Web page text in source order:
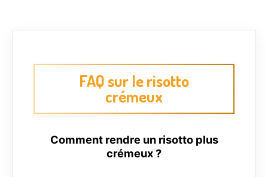
FAQ sur le risotto
crémeux
Comment rendre un risotto plus
crémeux ?